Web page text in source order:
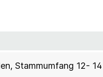
Stammumfang 12- 14